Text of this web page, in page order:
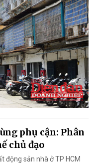
phụ cận: Phân
chủ đạo
động sản nhà ở TP HCM